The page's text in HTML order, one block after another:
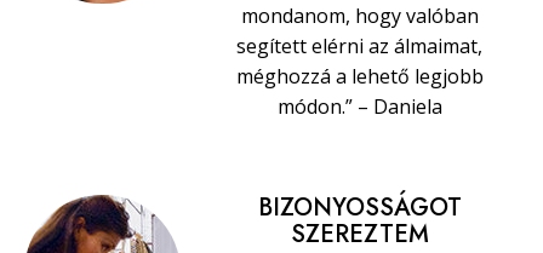
mondanom, hogy valóban
segített elérni az álmaimat,
méghozzá a lehető legjobb
módon.” – Daniela
BIZONYOSSÁGOT
SZEREZTEM